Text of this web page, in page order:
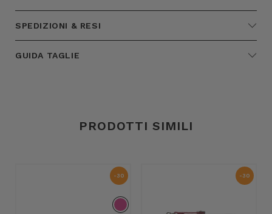
SPEDIZIONI & RESI
GUIDA TAGLIE
PRODOTTI SIMILI
-30 -30